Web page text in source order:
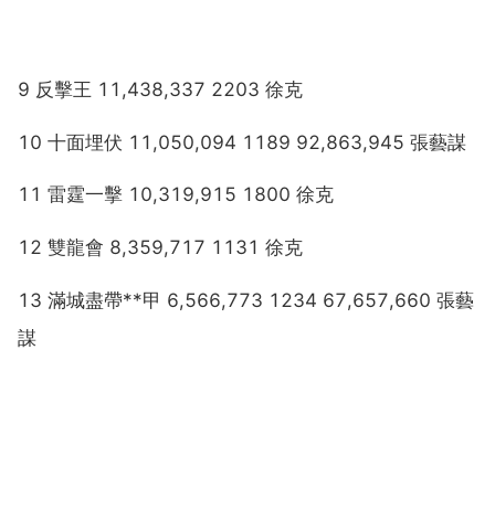
9 反擊王 11,438,337 2203 徐克
10 十面埋伏 11,050,094 1189 92,863,945 張藝謀
11 雷霆一擊 10,319,915 1800 徐克
12 雙龍會 8,359,717 1131 徐克
13 滿城盡帶**甲 6,566,773 1234 67,657,660 張藝
謀